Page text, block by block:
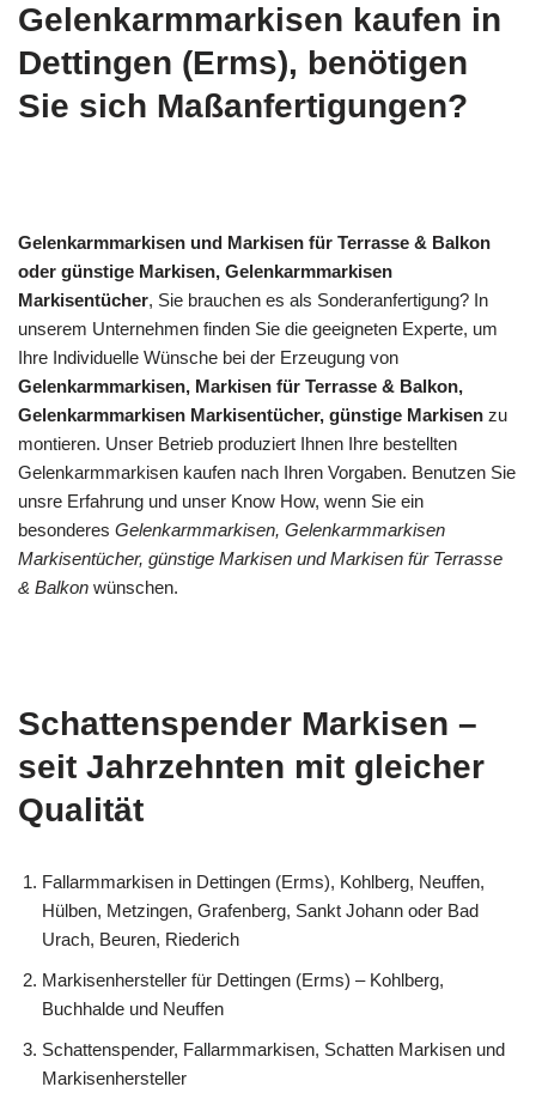
Gelenkarmmarkisen kaufen in
Dettingen (Erms), benötigen
Sie sich Maßanfertigungen?
Gelenkarmmarkisen und Markisen für Terrasse & Balkon
oder günstige Markisen, Gelenkarmmarkisen
Markisentücher, Sie brauchen es als Sonderanfertigung? In
unserem Unternehmen finden Sie die geeigneten Experte, um
Ihre Individuelle Wünsche bei der Erzeugung von
Gelenkarmmarkisen, Markisen für Terrasse & Balkon,
Gelenkarmmarkisen Markisentücher, günstige Markisen zu
montieren. Unser Betrieb produziert Ihnen Ihre bestellten
Gelenkarmmarkisen kaufen nach Ihren Vorgaben. Benutzen Sie
unsre Erfahrung und unser Know How, wenn Sie ein
besonderes Gelenkarmmarkisen, Gelenkarmmarkisen
Markisentücher, günstige Markisen und Markisen für Terrasse
& Balkon wünschen.
Schattenspender Markisen –
seit Jahrzehnten mit gleicher
Qualität
Fallarmmarkisen in Dettingen (Erms), Kohlberg, Neuffen,
Hülben, Metzingen, Grafenberg, Sankt Johann oder Bad
Urach, Beuren, Riederich
Markisenhersteller für Dettingen (Erms) – Kohlberg,
Buchhalde und Neuffen
Schattenspender, Fallarmmarkisen, Schatten Markisen und
Markisenhersteller